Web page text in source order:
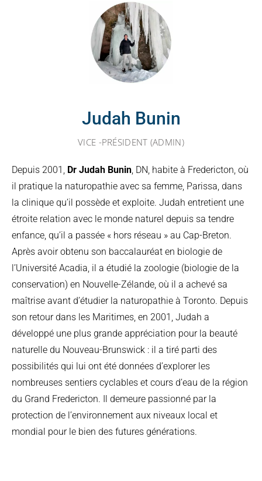
Judah Bunin
VICE -PRÉSIDENT (ADMIN)
Depuis 2001, Dr Judah Bunin , DN, habite à Fredericton, où
il pratique la naturopathie avec sa femme, Parissa, dans
la clinique qu’il possède et exploite. Judah entretient une
étroite relation avec le monde naturel depuis sa tendre
enfance, qu’il a passée « hors réseau » au Cap-Breton.
Après avoir obtenu son baccalauréat en biologie de
l’Université Acadia, il a étudié la zoologie (biologie de la
conservation) en Nouvelle-Zélande, où il a achevé sa
maîtrise avant d’étudier la naturopathie à Toronto. Depuis
son retour dans les Maritimes, en 2001, Judah a
développé une plus grande appréciation pour la beauté
naturelle du Nouveau-Brunswick : il a tiré parti des
possibilités qui lui ont été données d’explorer les
nombreuses sentiers cyclables et cours d’eau de la région
du Grand Fredericton. Il demeure passionné par la
protection de l’environnement aux niveaux local et
mondial pour le bien des futures générations.